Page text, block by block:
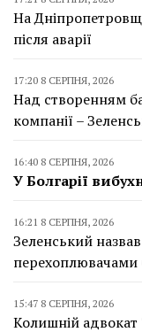
На
після аварії
17:20 8 СЕРПНЯ, 2026
Над створенням
компанії –
16:40 8 СЕРПНЯ, 2026
У Болгарії
16:21 8 СЕРПНЯ, 2026
Зеленський
перехоплювачами
15:47 8 СЕРПНЯ, 2026
Колишній